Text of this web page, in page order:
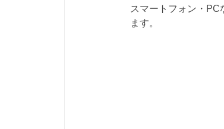
スマートフォン・PC
ます。